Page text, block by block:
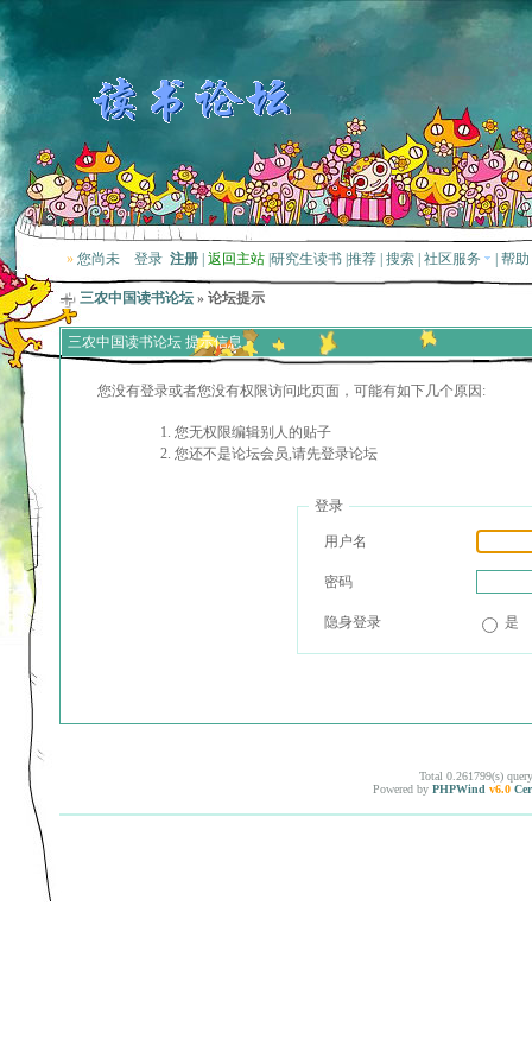
» 您尚未 登录 注册 返回主站 研究生读书 推荐 搜索 社区服务 帮助
三农中国读书论坛 » 论坛提示
三农中国读书论坛 提示信息
您没有登录或者您没有权限访问此页面，可能有如下几个原因:
您无权限编辑别人的贴子
您还不是论坛会员,请先登录论坛
登录
用户名
密码
隐身登录 是
Total 0.261799(s)
Powered by PHPWind v6.0